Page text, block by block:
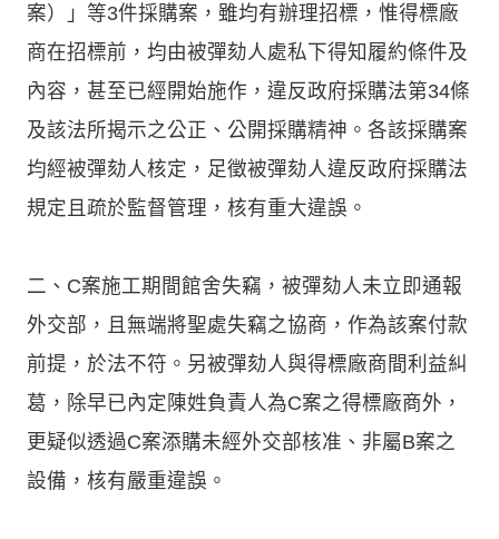
案）」等3件採購案，雖均有辦理招標，惟得標廠
商在招標前，均由被彈劾人處私下得知履約條件及
內容，甚至已經開始施作，違反政府採購法第34條
及該法所揭示之公正、公開採購精神。各該採購案
均經被彈劾人核定，足徵被彈劾人違反政府採購法
規定且疏於監督管理，核有重大違誤。
二、C案施工期間館舍失竊，被彈劾人未立即通報
外交部，且無端將聖處失竊之協商，作為該案付款
前提，於法不符。另被彈劾人與得標廠商間利益糾
葛，除早已內定陳姓負責人為C案之得標廠商外，
更疑似透過C案添購未經外交部核准、非屬B案之
設備，核有嚴重違誤。